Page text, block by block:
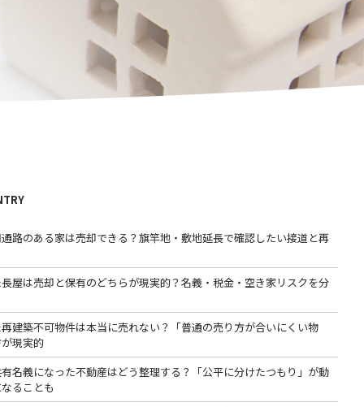
通路のある家は売却できる？旗竿地・敷地延長で確認したい接道と再
屋は売却と保有のどちらが現実的？名義・税金・空き家リスクを分
建築不可物件は本当に売れない？「普通の売り方が合いにくい物
現実的
名義になった不動産はどう整理する？「公平に分けたつもり」が動
ることも